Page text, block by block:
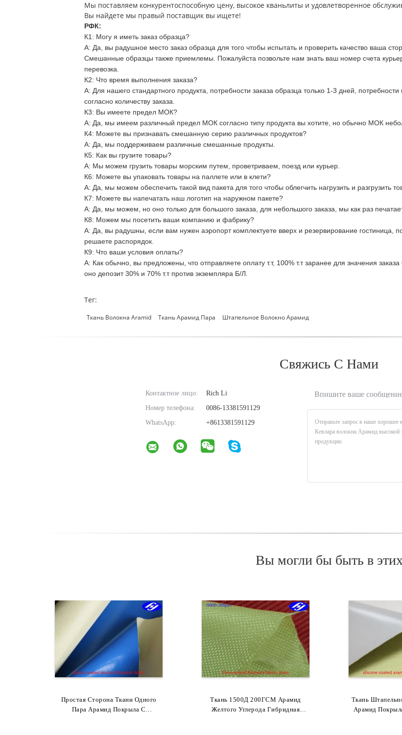
Мы поставляем конкурентоспособную цену, высокое кваньлиты и удовлетворенное
Вы найдете мы правый поставщик вы ищете!
РФК:
К1: Могу я иметь заказ образца?
А: Да, вы радушное место заказ образца для того чтобы испытать и проверить качество ваша
Смешанные образцы также приемлемы. Пожалуйста позвольте нам знать ваш номер счета
перевозка.
К2: Что время выполнения заказа?
А: Для нашего стандартного продукта, потребности заказа образца только 1-3 дней,
согласно количеству заказа.
К3: Вы имеете предел МОК?
А: Да, мы имеем различный предел МОК согласно типу продукта вы хотите, но обычно МОК
К4: Можете вы признавать смешанную серию различных продуктов?
А: Да, мы поддерживаем различные смешанные продукты.
К5: Как вы грузите товары?
А: Мы можем грузить товары морским путем, проветриваем, поезд или курьер.
К6: Можете вы упаковать товары на паллете или в клети?
А: Да, мы можем обеспечить такой вид пакета для того чтобы облегчить нагрузить и разгрузить
К7: Можете вы напечатать наш логотип на наружном пакете?
А: Да, мы можем, но оно только для большого заказа, для небольшого заказа, мы как раз
К8: Можем мы посетить ваши компанию и фабрику?
А: Да, вы радушны, если вам нужен аэропорт комплектуете вверх и резервирование гостиница,
решаете распорядок.
К9: Что ваши условия оплаты?
А: Как обычно, вы предложены, что отправляете оплату т.т, 100% т.т заранее для значения
оно депозит 30% и 70% т.т против экземпляра Б/Л.
Тег:
Ткань Волокна Aramid Ткань Арамид Пара Штапельное Волокно Арамид
Свяжись С Нами
Контактное лицо:
Rich Li
Номер телефона:
0086-13381591129
WhatsApp:
+8613381591129
Впишите ваше
Вы могли бы быть в этих
Простая Сторона Ткани Одного
Пара Арамид Покрыла С
Ткань 1500Д 200ГСМ Арамид
Желтого Углерода Гибридная
Ткань
Арамид
Облегченное Устойчивое Ткани
250гсм Волокна Арамид
Волокно 1000Д 200ГСМ Углерода
Арамид Доказательства Пули С
Филамент Для
1000D 200GSM